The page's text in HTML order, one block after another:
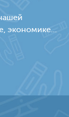
экономике...